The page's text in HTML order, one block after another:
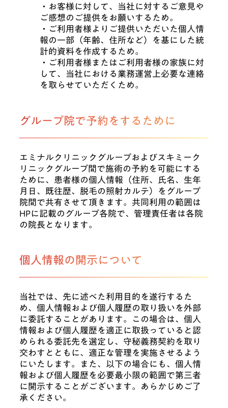
・お客様に対して、当社に対するご意見や
ご感想のご提供をお願いするため。
・ご利用者様よりご提供いただいた個人情
報の一部（年齢、住所など）を基にした統
計的資料を作成するため。
・ご利用者様またはご利用者様の家族に対
して、当社における業務運営上必要な連絡
を取らせていただくため。
グループ院で予約をするために
エミナルクリニックグループおよびスキミーク
リニックグループ間で施術の予約を可能にする
ために、患者様の個人情報（住所、氏名、生年
月日、既往歴、脱毛の照射カルテ）をグループ
院間で共有させて頂きます。共同利用の範囲は
HPに記載のグループ各院で、管理責任者は各院
の院長となります。
個人情報の開示について
当社では、先に述べた利用目的を遂行するた
め、個人情報および個人履歴の取り扱いを外部
に委託することがあります。この場合は、個人
情報および個人履歴を適正に取扱っていると認
められる委託先を選定し、守秘義務契約を取り
交わすとともに、適正な管理を実施させるよう
にいたします。また、以下の場合にも、個人情
報および個人履歴を必要最小限の範囲で第三者
に開示することがございます。あらかじめご了
承ください。